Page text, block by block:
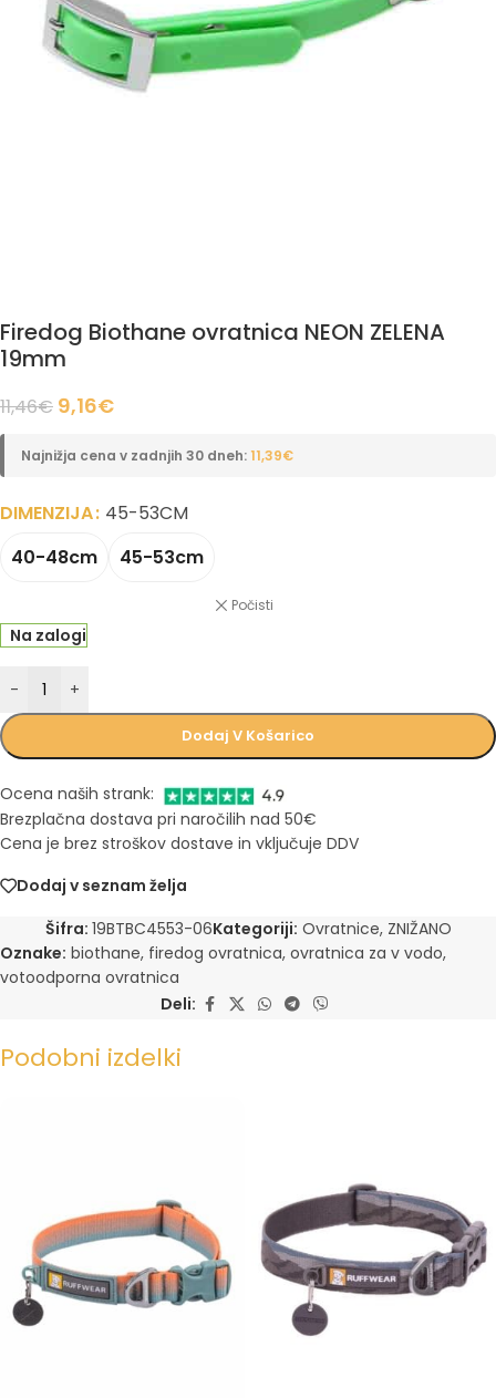
Firedog Biothane ovratnica NEON ZELENA
19mm
11,46€ 9,16€
Najnižja cena v zadnjih 30 dneh:11,39€
DIMENZIJA 45-53CM
40-48cm
45-53cm
Počisti
Na zalogi
- +
Dodaj V Košarico
Ocena naših strank:
Brezplačna dostava pri naročilih nad 50€
Cena je brez stroškov dostave in vključuje DDV
Dodaj v seznam želja
Šifra: 19BTBC4553-06Kategoriji: Ovratnice, ZNIŽANO
Oznake: biothane, firedog ovratnica, ovratnica za v vodo,
votoodporna ovratnica
Deli:
Podobni izdelki